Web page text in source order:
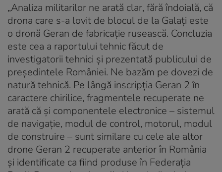
„Analiza militarilor ne arată clar, fără îndoială, că
drona care s-a lovit de blocul de la Galaţi este
o dronă Geran de fabricaţie rusească. Concluzia
este cea a raportului tehnic făcut de
investigatorii tehnici şi prezentată publicului de
preşedintele României. Ne bazăm pe dovezi de
natură tehnică. Pe lângă inscripţia Geran 2 în
caractere chirilice, fragmentele recuperate ne
arată că şi componentele electronice – sistemul
de navigaţie, modul de control, motorul, modul
de construire – sunt similare cu cele ale altor
drone Geran 2 recuperate anterior în România
şi identificate ca fiind produse în Federaţia